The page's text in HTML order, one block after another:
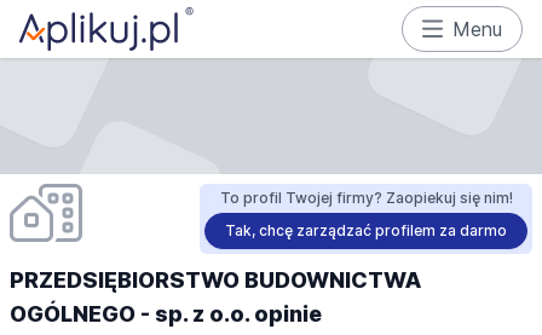
Menu
To profil Twojej firmy? Zaopiekuj się nim!
Tak, chcę zarządzać profilem za darmo
PRZEDSIĘBIORSTWO BUDOWNICTWA
OGÓLNEGO - sp. z o.o. opinie